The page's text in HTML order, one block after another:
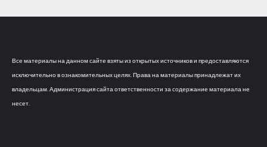
Все материалы на данном сайте взяты из открытых источников и предоставляются
исключительно в ознакомительных целях. Права на материалы принадлежат их
владельцам. Администрация сайта ответственности за содержание материала не
несет.